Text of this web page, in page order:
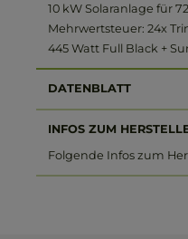
10 kW Solaranlage für
Mehrwertsteuer: 24x
445 Watt Full Black +
DATENBLATT
INFOS ZUM
Folgende Infos zum